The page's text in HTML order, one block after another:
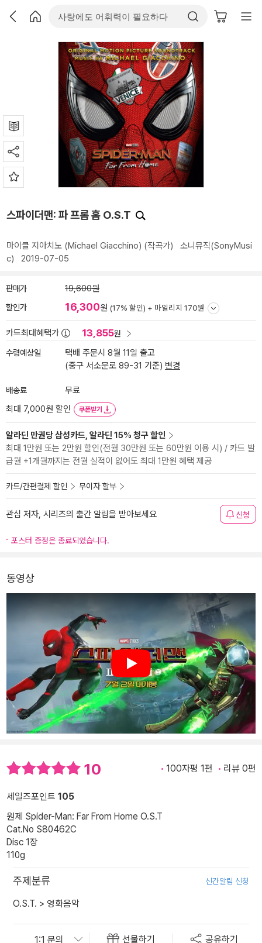
스파이더맨: 파 프롬 홈 O.S.T
마이클 지아치노 (Michael Giacchino) (작곡가) 소니뮤직(SonyMusi
c) 2019-07-05
판매가 19,600원
할인가 16,300원 (17% 할인) + 마일리지 170원
카드최대혜택가 13,855원
수령예상일
택배 주문시 8월 11일 출고
(중구 서소문로 89-31 기준) 변경
배송료
무료
최대 7,000원 할인
쿠폰받기
알라딘 만권당 삼성카드, 알라딘 15% 청구 할인
최대 1만원 또는 2만원 할인(전월 30만원 또는 60만원 이용 시) / 카드 발
급월 +1개월까지는 전월 실적이 없어도 최대 1만원 혜택 제공
카드/간편결제 할인 무이자 할부
관심 저자, 시리즈의 출간 알림을 받아보세요 신청
포스터 증정은 종료되었습니다.
동영상
Play
10 100자평 1편 리뷰 0편
세일즈포인트 105
원제 Spider-Man: Far From Home O.S.T
Cat.No S80462C
Disc 1장
110g
주제분류 신간알림 신청
O.S.T. > 영화음악
선물하기 공유하기